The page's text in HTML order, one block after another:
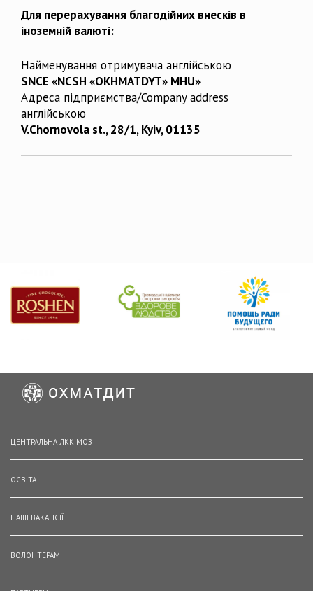
Для перерахування благодійних внесків в
іноземній валюті:
Найменування отримувача англійською
SNCE «NCSH «OKHMATDYT» MHU»
Адреса підприємства/Company address
англійською
V.Chornovola st., 28/1, Kyiv, 01135
ЦЕНТРАЛЬНА ЛКК МОЗ
ОСВІТА
НАШІ ВАКАНСІЇ
ВОЛОНТЕРАМ